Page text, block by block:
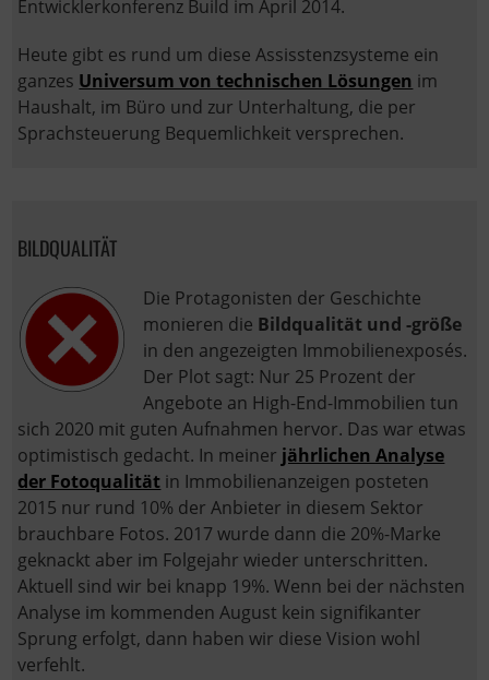
Entwicklerkonferenz Build im April 2014.
Heute gibt es rund um diese Assisstenzsysteme ein
ganzes Universum von technischen Lösungen im
Haushalt, im Büro und zur Unterhaltung, die per
Sprachsteuerung Bequemlichkeit versprechen.
BILDQUALITÄT
Die Protagonisten der Geschichte
monieren die Bildqualität und -größe
in den angezeigten Immobilienexposés.
Der Plot sagt: Nur 25 Prozent der
Angebote an High-End-Immobilien tun
sich 2020 mit guten Aufnahmen hervor. Das war etwas
optimistisch gedacht. In meiner jährlichen Analyse
der Fotoqualität in Immobilienanzeigen posteten
2015 nur rund 10% der Anbieter in diesem Sektor
brauchbare Fotos. 2017 wurde dann die 20%-Marke
geknackt aber im Folgejahr wieder unterschritten.
Aktuell sind wir bei knapp 19%. Wenn bei der nächsten
Analyse im kommenden August kein signifikanter
Sprung erfolgt, dann haben wir diese Vision wohl
verfehlt.